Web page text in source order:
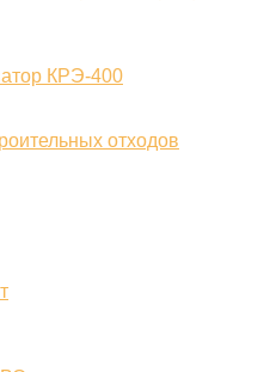
КРЭ-400
отходов